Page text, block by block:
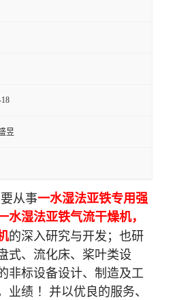
昱
从事一水湿法亚铁专用强
水湿法亚铁气流干燥机，
的深入研究与开发；也研
式、流化床、桨叶类设
非标设备设计、制造及工
业绩 ！ 并以优良的服务、